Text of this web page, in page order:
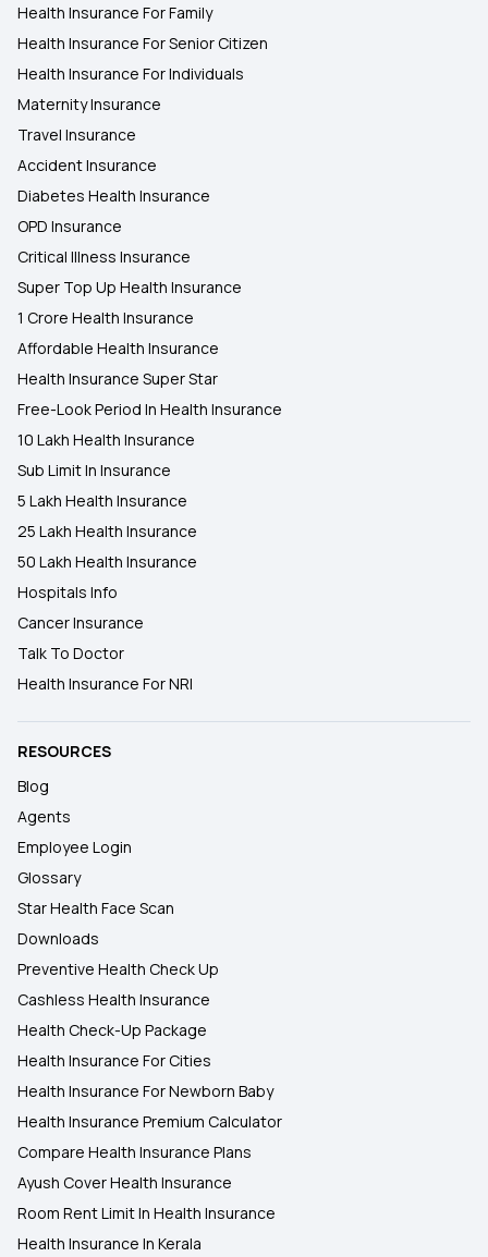
Health Insurance For Family
Health Insurance For Senior Citizen
Health Insurance For Individuals
Maternity Insurance
Travel Insurance
Accident Insurance
Diabetes Health Insurance
OPD Insurance
Critical Illness Insurance
Super Top Up Health Insurance
1 Crore Health Insurance
Affordable Health Insurance
Health Insurance Super Star
Free-Look Period In Health Insurance
10 Lakh Health Insurance
Sub Limit In Insurance
5 Lakh Health Insurance
25 Lakh Health Insurance
50 Lakh Health Insurance
Hospitals Info
Cancer Insurance
Talk To Doctor
Health Insurance For NRI
RESOURCES
Blog
Agents
Employee Login
Glossary
Star Health Face Scan
Downloads
Preventive Health Check Up
Cashless Health Insurance
Health Check-Up Package
Health Insurance For Cities
Health Insurance For Newborn Baby
Health Insurance Premium Calculator
Compare Health Insurance Plans
Ayush Cover Health Insurance
Room Rent Limit In Health Insurance
Health Insurance In Kerala